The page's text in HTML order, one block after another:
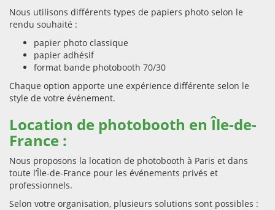
Nous utilisons différents types de papiers photo selon le
rendu souhaité :
papier photo classique
papier adhésif
format bande photobooth 70/30
Chaque option apporte une expérience différente selon le
style de votre événement.
Location de photobooth en Île-de-
France :
Nous proposons la location de photobooth à Paris et dans
toute l’Île-de-France pour les événements privés et
professionnels.
Selon votre organisation, plusieurs solutions sont possibles :